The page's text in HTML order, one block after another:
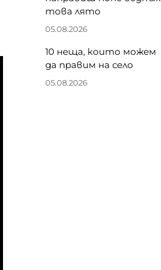
това лято
05.08.2026
10 неща, които можем
да правим на село
05.08.2026